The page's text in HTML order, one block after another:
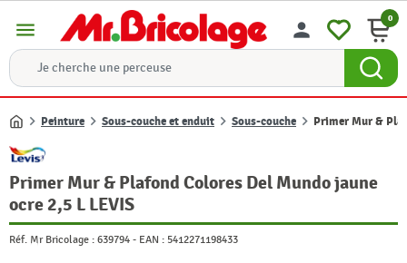
menu person 0
Accueil
Peinture Sous-couche et enduit Sous-couche Primer Mur &
Primer Mur & Plafond Colores Del Mundo jaune
ocre 2,5 L LEVIS
Réf. Mr Bricolage : 639794 - EAN : 5412271198433